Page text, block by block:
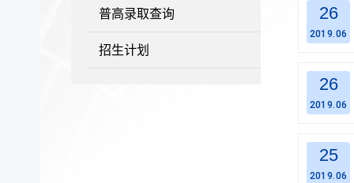
普高录取查询
招生计划
26
2019.06
26
2019.06
25
2019.06